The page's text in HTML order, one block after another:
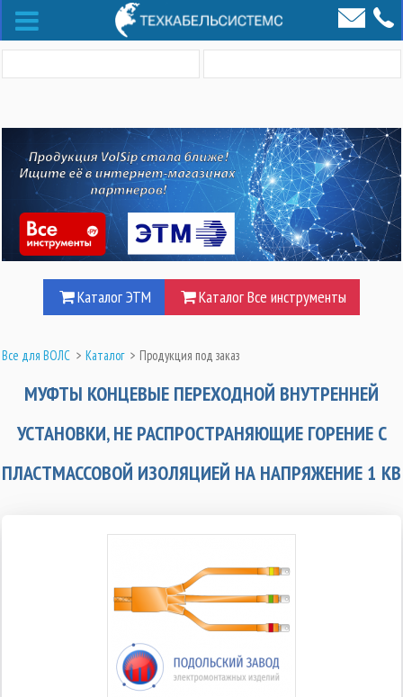
Каталог ЭТМ Каталог Все инструменты
Все для ВОЛС > Каталог > Продукция под заказ
МУФТЫ КОНЦЕВЫЕ ПЕРЕХОДНОЙ ВНУТРЕННЕЙ
УСТАНОВКИ, НЕ РАСПРОСТРАНЯЮЩИЕ ГОРЕНИЕ С
ПЛАСТМАССОВОЙ ИЗОЛЯЦИЕЙ НА НАПРЯЖЕНИЕ 1 КВ